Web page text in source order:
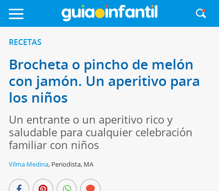
RECETAS
Brocheta o pincho de melón
con jamón. Un aperitivo para
los niños
Un entrante o un aperitivo rico y
saludable para cualquier celebración
familiar con niños
Vilma Medina, Periodista, MA